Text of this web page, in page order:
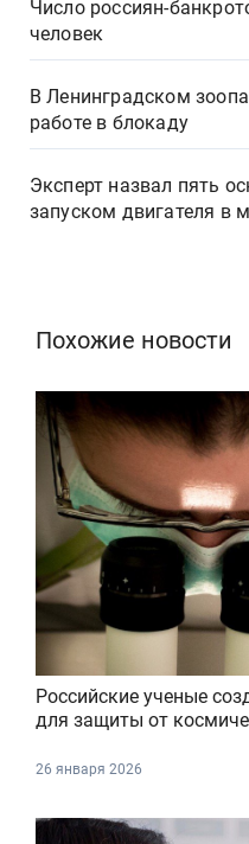
Число россиян-
человек
В Ленинградском
работе в блокаду
Эксперт назвал пять
запуском двигателя в
Похожие новости
Российские ученые
для защиты от
26 января 2026